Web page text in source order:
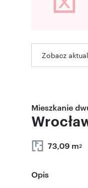
Zobacz
Mieszkanie
73,09 m2
Opis